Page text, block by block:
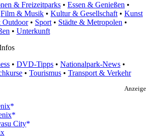
& Freizeitparks • Essen & Genießen •
Film & Musik • Kultur & Gesellschaft • Kunst
Outdoor• Sport • Städte & Metropolen •
• Unterkunft
• DVD-Tipps • Nationalpark-News •
• Tourismus • Transport & Verkehr
Anzeige
City